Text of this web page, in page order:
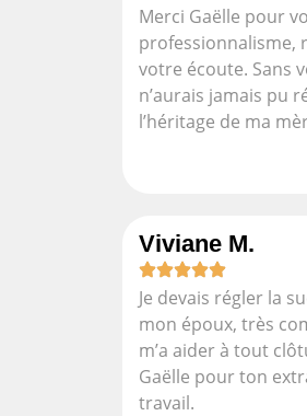
Merci Gaëlle pour
professionnalisme,
votre écoute. Sans
n’aurais jamais pu
l’héritage de ma
Viviane M.
Je devais régler la
mon époux, très
m’a aider à tout
Gaëlle pour ton
travail.